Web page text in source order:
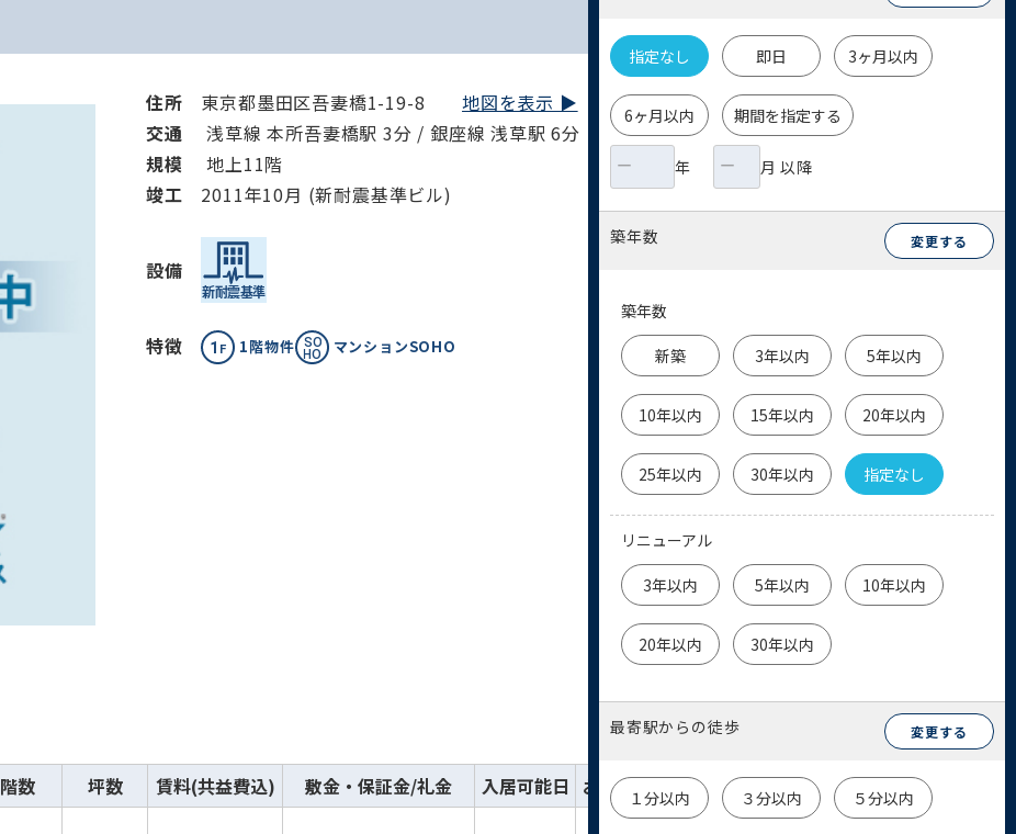
指定なし 即日 3ヶ月以内
6ヶ月以内 期間を指定する
年 月 以降
築年数 変更する
築年数
新築 3年以内 5年以内
10年以内 15年以内 20年以内
25年以内 30年以内 指定なし
リニューアル
3年以内 5年以内 10年以内
20年以内 30年以内
最寄駅からの徒歩 変更する
１分以内 ３分以内 ５分以内
住所 東京都墨田区吾妻橋1-19-8地図を表示 ▶︎
交通
浅草線 本所吾妻橋駅 3分 / 銀座線 浅草駅 6分
規模
地上11階
竣⼯ 2011年10月 (新耐震基準ビル)
設備
特徴 1階物件 マンションSOHO
階数 坪数 賃料(共益費込) 敷金・保証金/礼金 入居可能日 お気に入り 詳細 お問い合わせ